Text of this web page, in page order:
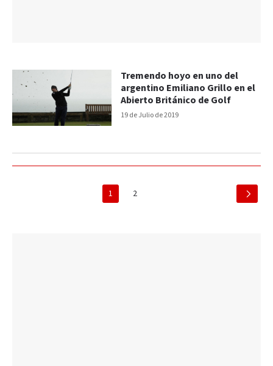
19 de Julio de 2019
Tremendo hoyo en uno del
argentino Emiliano Grillo en el
Abierto Británico de Golf
1 2